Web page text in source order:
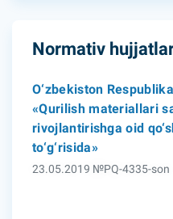
Normativ
O‘zbekiston
«Qurilish materiallari
rivojlantirishga oid
to‘g‘risida»
23.05.2019 №PQ-4335-son